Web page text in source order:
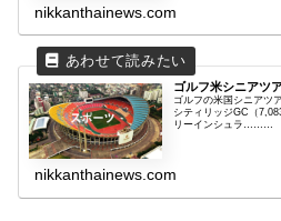
nikkanthainews.com
ゴルフ米シニアツ
ゴルフの米国シニアツ
シティリッジGC（
リーインシュラ………
nikkanthainews.com